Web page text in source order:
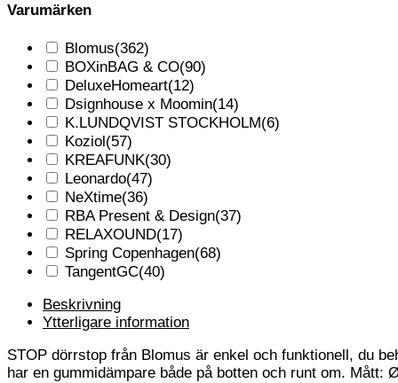
Varumärken
Blomus(362)
BOXinBAG & CO(90)
DeluxeHomeart(12)
Dsignhouse x Moomin(14)
K.LUNDQVIST STOCKHOLM(6)
Koziol (57)
KREAFUNK(30)
Leonardo(47)
NeXtime(36)
RBA Present & Design(37)
RELAXOUND(17)
Spring Copenhagen(68)
TangentGC(40)
Beskrivning
Ytterligare information
STOP dörrstop från Blomus är enkel och funktionell, du
har en gummidämpare både på botten och runt om.